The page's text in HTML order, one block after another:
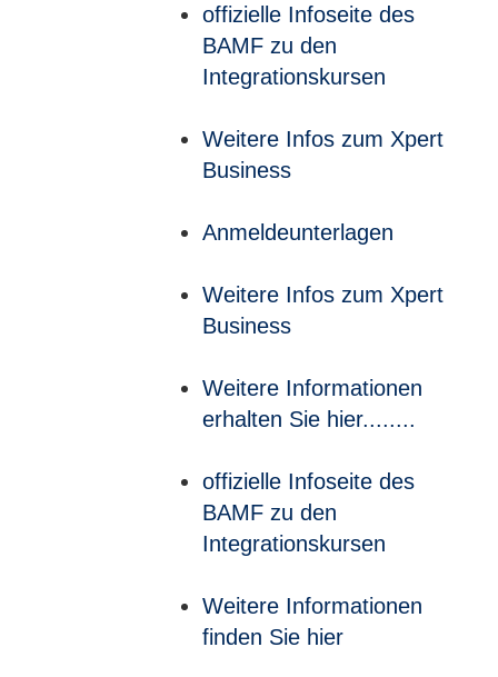
offizielle Infoseite des
BAMF zu den
Integrationskursen
Weitere Infos zum Xpert
Business
Anmeldeunterlagen
Weitere Infos zum Xpert
Business
Weitere Informationen
erhalten Sie hier........
offizielle Infoseite des
BAMF zu den
Integrationskursen
Weitere Informationen
finden Sie hier